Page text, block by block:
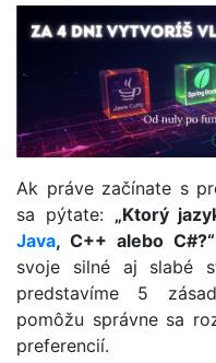
Ak práve začínate s
sa pýtate: „Ktorý
Java, C++ alebo C#?“
svoje silné aj slabé
predstavíme 5
pomôžu správne sa
preferencií.